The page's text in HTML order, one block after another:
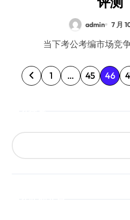
admin 7 月
当下考公考编市场竞
文
页
1 … 45 46